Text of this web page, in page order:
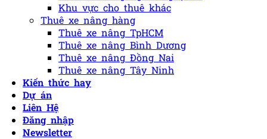
Khu vực cho thuê khác
Thuê xe nâng hàng
Thuê xe nâng TpHCM
Thuê xe nâng Bình Dương
Thuê xe nâng Đồng Nai
Thuê xe nâng Tây Ninh
Kiến thức hay
Dự án
Liên Hệ
Đăng nhập
Newsletter